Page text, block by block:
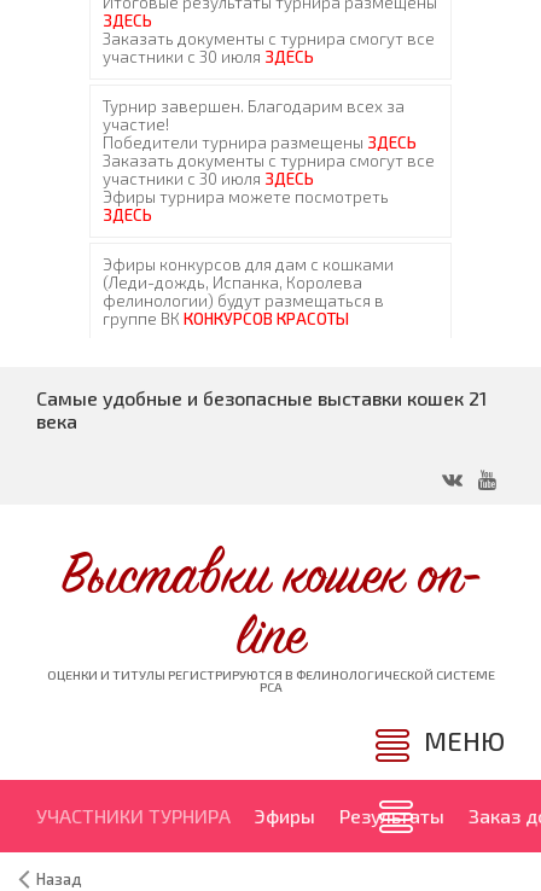
Самые удобные и безопасные выставки кошек 21
века
Выставки кошек on-
line
ОЦЕНКИ И ТИТУЛЫ РЕГИСТРИРУЮТСЯ В ФЕЛИНОЛОГИЧЕСКОЙ СИСТЕМЕ
PCA
МЕНЮ
УЧАСТНИКИ ТУРНИРА Эфиры Результаты Заказ
Назад